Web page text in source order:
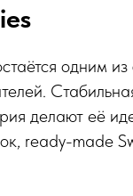
одним
делают её
ready-made